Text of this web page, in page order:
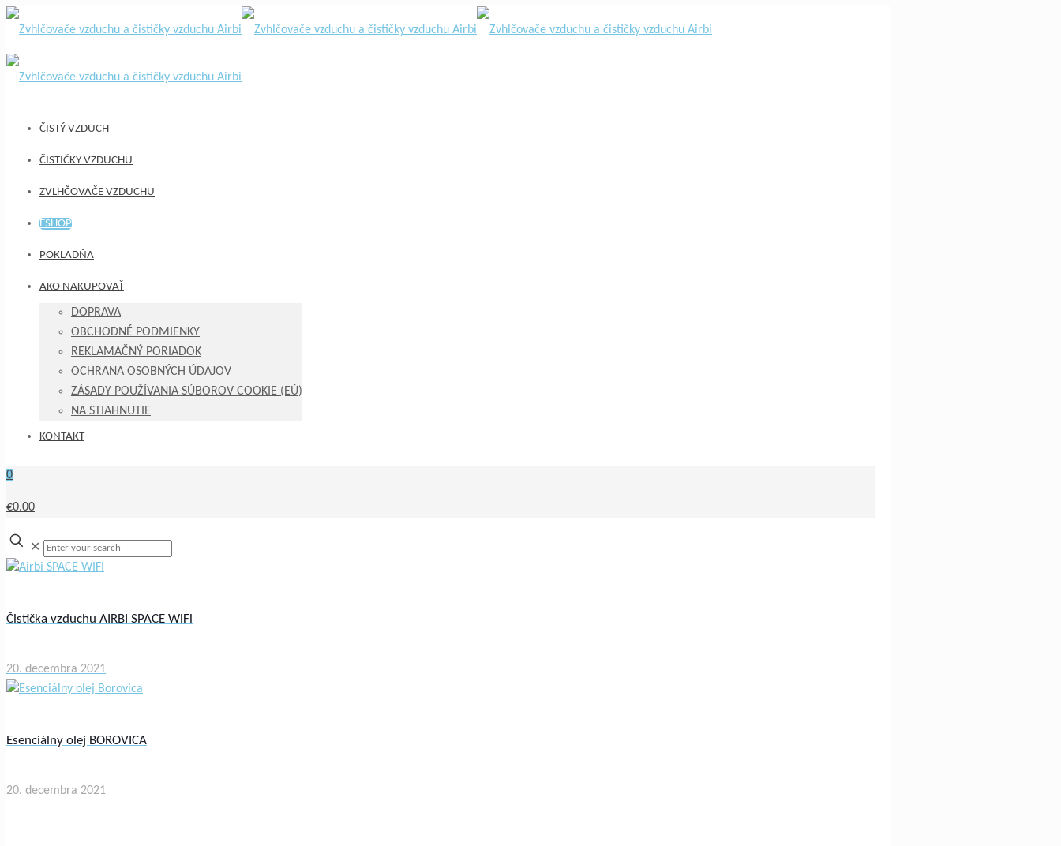
ČISTÝ VZDUCH
ČISTIČKY VZDUCHU
ZVLHČOVAČE VZDUCHU
ESHOP
POKLADŇA
AKO NAKUPOVAŤ
DOPRAVA
OBCHODNÉ PODMIENKY
REKLAMAČNÝ PORIADOK
OCHRANA OSOBNÝCH ÚDAJOV
ZÁSADY POUŽÍVANIA SÚBOROV COOKIE (EÚ)
NA STIAHNUTIE
KONTAKT
0
€0.00
✕
Čistička vzduchu AIRBI SPACE WiFi
20. decembra 2021
Esenciálny olej BOROVICA
20. decembra 2021